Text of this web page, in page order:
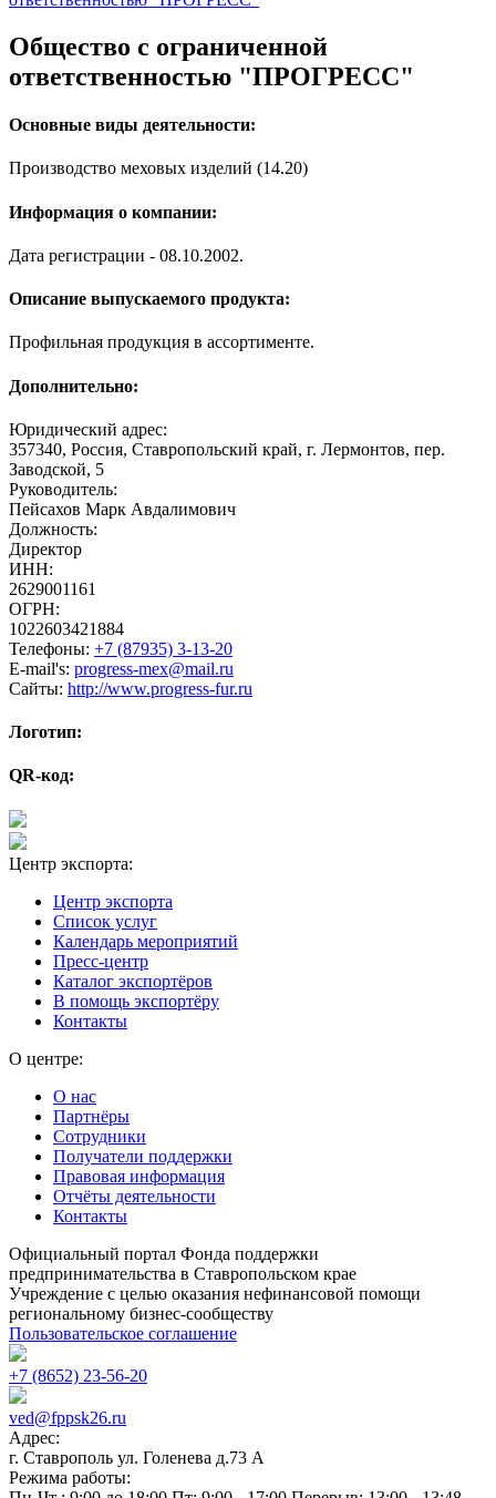
Общество с ограниченной
ответственностью "ПРОГРЕСС"
Основные виды деятельности:
Производство меховых изделий (14.20)
Информация о компании:
Дата регистрации - 08.10.2002.
Описание выпускаемого продукта:
Профильная продукция в ассортименте.
Дополнительно:
Юридический адрес:
357340, Россия, Ставропольский край, г. Лермонтов, пер.
Заводской, 5
Руководитель:
Пейсахов Марк Авдалимович
Должность:
Директор
ИНН:
2629001161
ОГРН:
1022603421884
Телефоны: +7 (87935) 3-13-20
E-mail's: progress-mex@mail.ru
Сайты: http://www.progress-fur.ru
Логотип:
QR-код:
Центр экспорта:
Центр экспорта
Список услуг
Календарь мероприятий
Пресс-центр
Каталог экспортёров
В помощь экспортёру
Контакты
О центре:
О нас
Партнёры
Сотрудники
Получатели поддержки
Правовая информация
Отчёты деятельности
Контакты
Официальный портал Фонда поддержки
предпринимательства в Ставропольском крае
Учреждение с целью оказания нефинансовой помощи
региональному бизнес-сообществу
Пользовательское соглашение
+7 (8652) 23-56-20
ved@fppsk26.ru
Адрес:
г. Ставрополь ул. Голенева д.73 A
Режима работы: